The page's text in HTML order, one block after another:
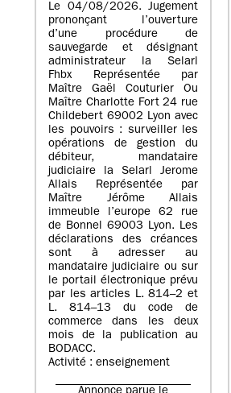
Le 04/08/2026. Jugement
prononçant l’ouverture
d’une procédure de
sauvegarde et désignant
administrateur la Selarl
Fhbx Représentée par
Maître Gaël Couturier Ou
Maître Charlotte Fort 24 rue
Childebert 69002 Lyon avec
les pouvoirs : surveiller les
opérations de gestion du
débiteur, mandataire
judiciaire la Selarl Jerome
Allais Représentée par
Maître Jérôme Allais
immeuble l’europe 62 rue
de Bonnel 69003 Lyon. Les
déclarations des créances
sont à adresser au
mandataire judiciaire ou sur
le portail électronique prévu
par les articles L. 814–2 et
L. 814–13 du code de
commerce dans les deux
mois de la publication au
BODACC.
Activité : enseignement